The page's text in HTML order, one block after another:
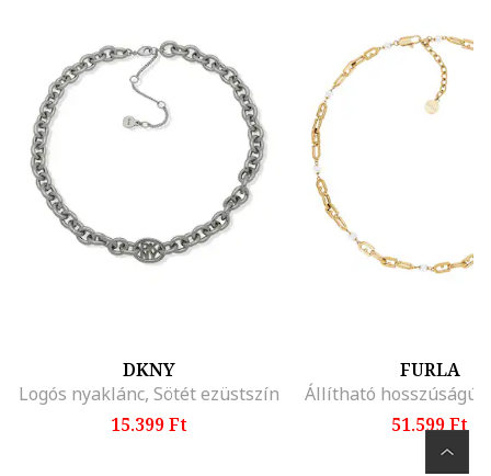
DKNY
Logós nyaklánc, Sötét ezüstszín
15.399 Ft
FURLA
Állítható hosszúságú
51.599 Ft